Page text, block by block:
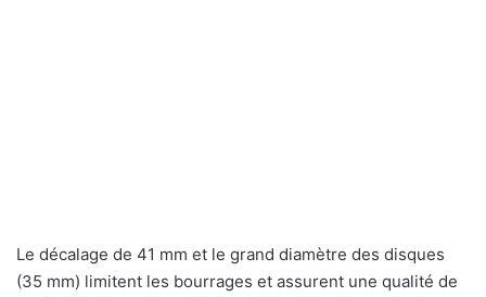
Le décalage de 41 mm et le grand diamètre des disques
(35 mm) limitent les bourrages et assurent une qualité de